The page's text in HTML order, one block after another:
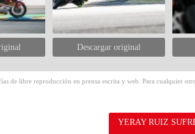
Descargar original
de libre reproducción en prensa escrita y web. Para cualquier
YERAY RUIZ